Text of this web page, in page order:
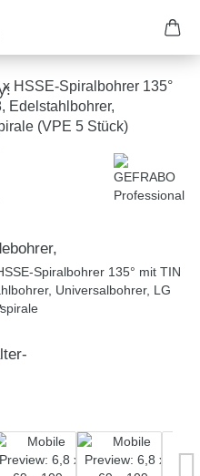
HSSE-Spiralbohrer 135°
Edelstahlbohrer,
(VPE 5 Stück)